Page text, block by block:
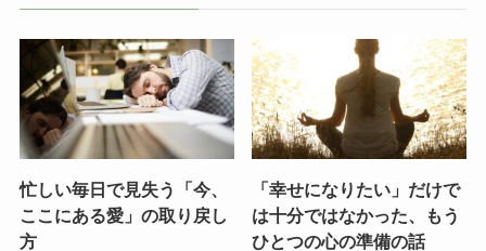
忙しい毎日で見失う「今、
ここにある愛」の取り戻し
方
「幸せになりたい」だけで
は十分ではなかった、もう
ひとつの心の準備の話